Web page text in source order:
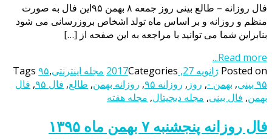
فال روزانه – طالع بینی روز جمعه ۸ بهمن ۹۵این فال به صورت
منظم و روزانه و بر اساس ماه تولد اشخاص بروزرسانی می شود
بنابراین شما می توانید با مراجعه به این صفحه از […]
Read more...
Posted on ژانویه 27, 2017 Categories مجله اینترنتی Tags ۹۵,
۹۵ بینی
, بهمن -, روز , روزانه ۹۵ , روزانه بهمن, طالع, فال ۹۵ , فال
بهمن, فال بینی, مجله دیجیتال, مجله هفته
فال روزانه پنجشنبه ۷ بهمن ماه ۱۳۹۵